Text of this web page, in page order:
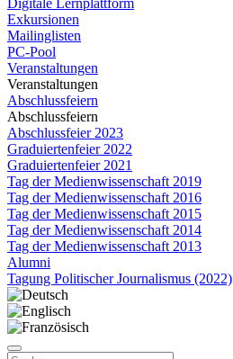
Digitale Lernplattform
Exkursionen
Mailinglisten
PC-Pool
Veranstaltungen
Veranstaltungen
Abschlussfeiern
Abschlussfeiern
Abschlussfeier 2023
Graduiertenfeier 2022
Graduiertenfeier 2021
Tag der Medienwissenschaft 2019
Tag der Medienwissenschaft 2016
Tag der Medienwissenschaft 2015
Tag der Medienwissenschaft 2014
Tag der Medienwissenschaft 2013
Alumni
Tagung Politischer Journalismus (2022)